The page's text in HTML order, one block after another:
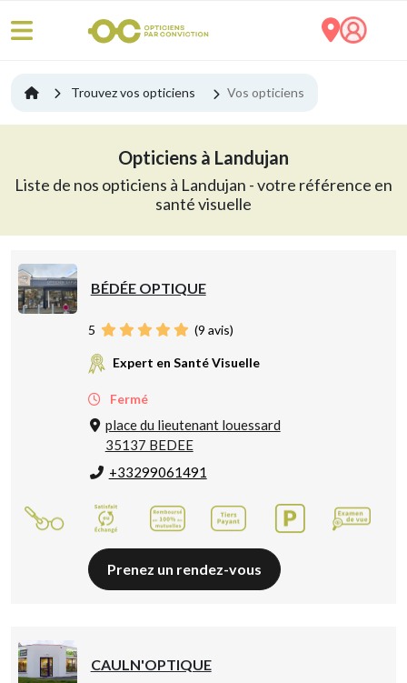
Trouvez vos opticiens Vos opticiens
Opticiens à Landujan
Liste de nos opticiens à Landujan - votre référence en
santé visuelle
BÉDÉE OPTIQUE
5 (9 avis)
Expert en Santé Visuelle
Fermé
place du lieutenant louessard
35137 BEDEE
+33299061491
Prenez un rendez-vous
CAULN'OPTIQUE